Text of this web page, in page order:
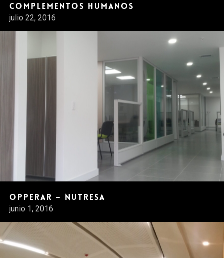
Complementos Humanos
julio 22, 2016
Opperar – Nutresa
junio 1, 2016